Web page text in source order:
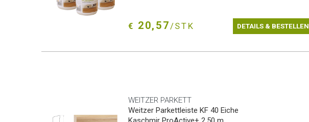
€ 20,57/STK DETAILS & BESTELLEN
WEITZER PARKETT
Weitzer Parkettleiste KF 40 Eiche